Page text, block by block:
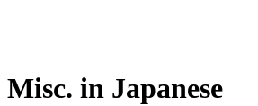
Misc. in Japanese